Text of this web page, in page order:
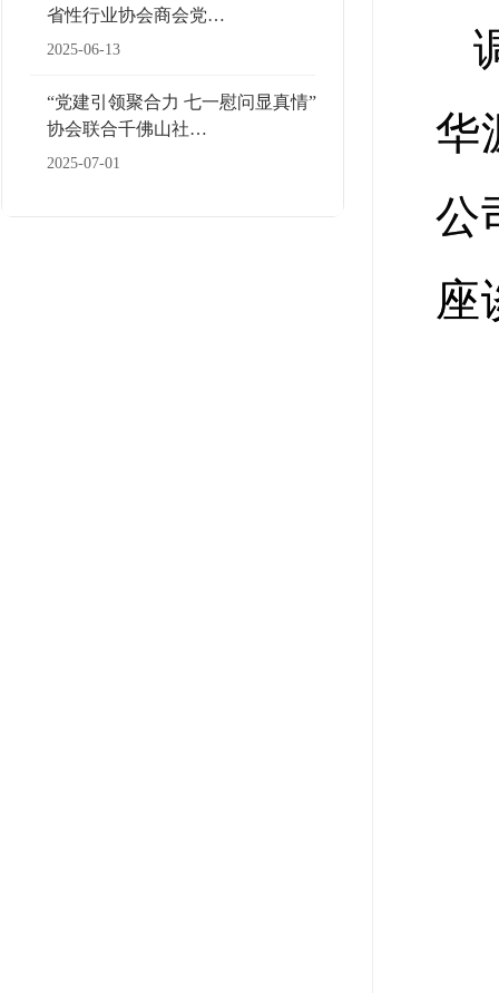
省性行业协会商会党…
2025-06-13
“党建引领聚合力 七一慰问显真情”
协会联合千佛山社…
2025-07-01
华
公
座